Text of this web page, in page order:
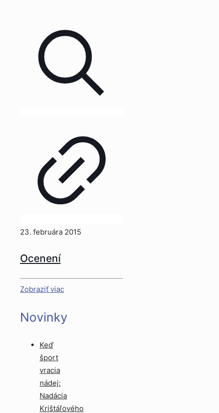
23. februára 2015
Ocenení
Zobraziť viac
Novinky
Keď
šport
vracia
nádej:
Nadácia
Krištáľového